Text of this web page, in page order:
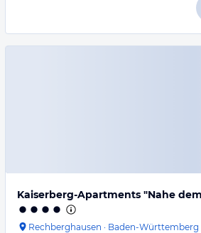
Kaiserberg-Apartments "Nahe
Rechberghausen · Baden-Württemberg